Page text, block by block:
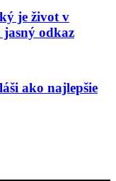
je život v
odkaz
ako najlepšie